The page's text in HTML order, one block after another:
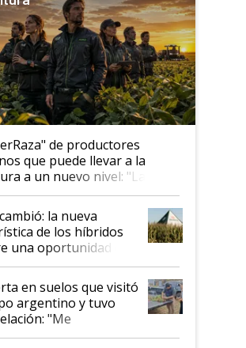
de productores
que puede llevar a la
a un nuevo nivel: "Las
de crecimiento son
la nueva
de los híbridos
una oportunidad en
en suelos que visitó
argentino y tuvo
"Me
mucho"